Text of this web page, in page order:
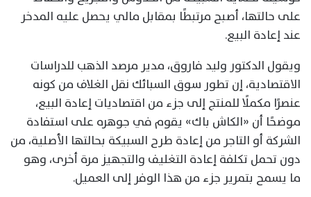
على حالتها، أصبح مرتبطًا بمقابل مالي يحصل عليه المدخر
عند إعادة البيع.
ويقول الدكتور وليد فاروق، مدير مرصد الذهب للدراسات
الاقتصادية، إن تطور سوق السبائك نقل الغلاف من كونه
عنصرًا مكملًا للمنتج إلى جزء من اقتصاديات إعادة البيع،
موضحًا أن «الكاش باك» يقوم في جوهره على استفادة
الشركة أو التاجر من إعادة طرح السبيكة بحالتها الأصلية، من
دون تحمل تكلفة إعادة التغليف والتجهيز مرة أخرى، وهو
ما يسمح بتمرير جزء من هذا الوفر إلى العميل.